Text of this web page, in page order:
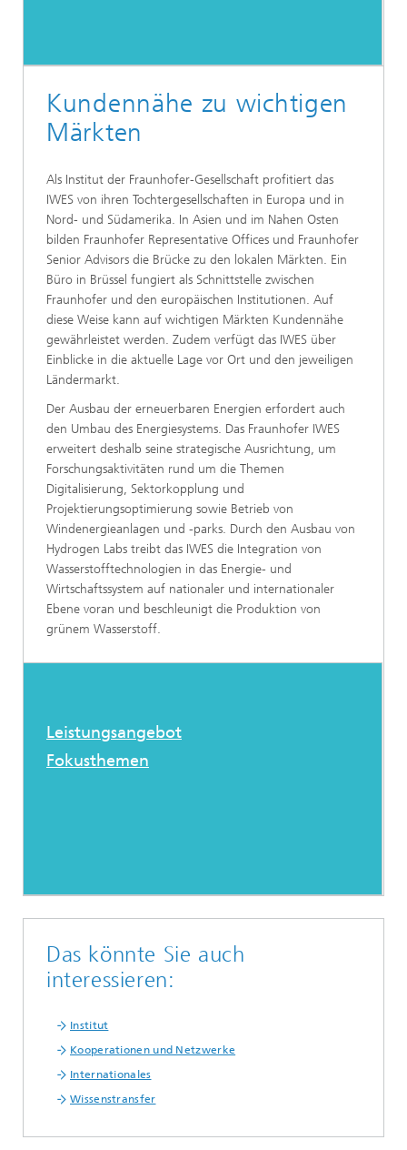
Kundennähe zu wichtigen
Märkten
Als Institut der Fraunhofer-Gesellschaft profitiert das
IWES von ihren Tochtergesellschaften in Europa und in
Nord- und Südamerika. In Asien und im Nahen Osten
bilden Fraunhofer Representative Offices und Fraunhofer
Senior Advisors die Brücke zu den lokalen Märkten. Ein
Büro in Brüssel fungiert als Schnittstelle zwischen
Fraunhofer und den europäischen Institutionen. Auf
diese Weise kann auf wichtigen Märkten Kundennähe
gewährleistet werden. Zudem verfügt das IWES über
Einblicke in die aktuelle Lage vor Ort und den jeweiligen
Ländermarkt.
Der Ausbau der erneuerbaren Energien erfordert auch
den Umbau des Energiesystems. Das Fraunhofer IWES
erweitert deshalb seine strategische Ausrichtung, um
Forschungsaktivitäten rund um die Themen
Digitalisierung, Sektorkopplung und
Projektierungsoptimierung sowie Betrieb von
Windenergieanlagen und -parks. Durch den Ausbau von
Hydrogen Labs treibt das IWES die Integration von
Wasserstofftechnologien in das Energie- und
Wirtschaftssystem auf nationaler und internationaler
Ebene voran und beschleunigt die Produktion von
grünem Wasserstoff.
Leistungsangebot
Fokusthemen
Das könnte Sie auch
interessieren:
Institut
Kooperationen und Netzwerke
Internationales
Wissenstransfer